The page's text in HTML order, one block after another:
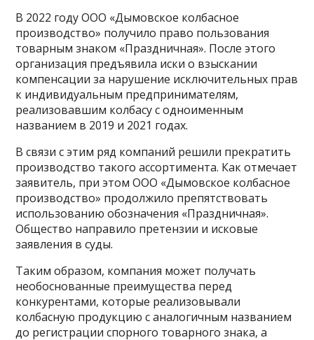
В 2022 году ООО «Дымовское колбасное
производство» получило право пользования
товарным знаком «Праздничная». После этого
организация предъявила иски о взыскании
компенсации за нарушение исключительных прав
к индивидуальным предпринимателям,
реализовавшим колбасу с одноименным
названием в 2019 и 2021 годах.
В связи с этим ряд компаний решили прекратить
производство такого ассортимента. Как отмечает
заявитель, при этом ООО «Дымовское колбасное
производство» продолжило препятствовать
использованию обозначения «Праздничная».
Общество направило претензии и исковые
заявления в суды.
Таким образом, компания может получать
необоснованные преимущества перед
конкурентами, которые реализовывали
колбасную продукцию с аналогичным названием
до регистрации спорного товарного знака, а